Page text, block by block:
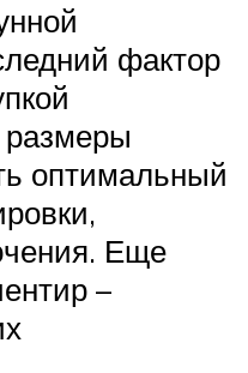
фактор
размеры
оптимальный
Еще
–